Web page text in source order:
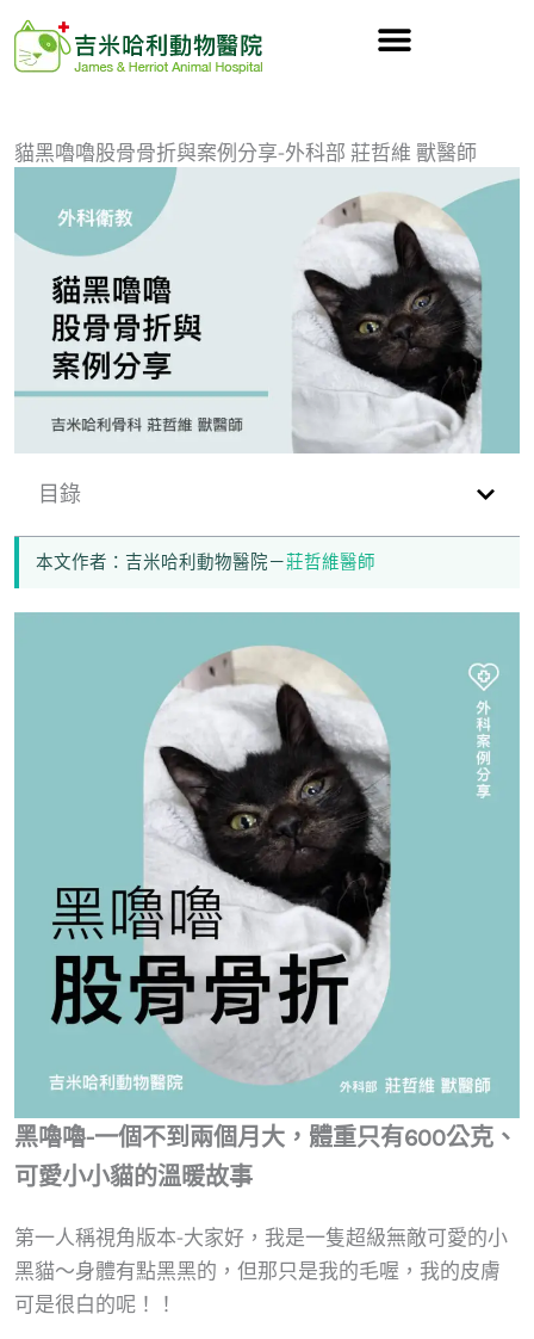
內貓黑嚕嚕股骨骨折與案例分享-外科部 莊哲維 獸醫師
目錄
本文作者：吉米哈利動物醫院－莊哲維醫師
黑嚕嚕-一個不到兩個月大，體重只有600公克、
可愛小小貓的溫暖故事
第一人稱視角版本-大家好，我是一隻超級無敵可愛的小
黑貓～身體有點黑黑的，但那只是我的毛喔，我的皮膚
可是很白的呢！！